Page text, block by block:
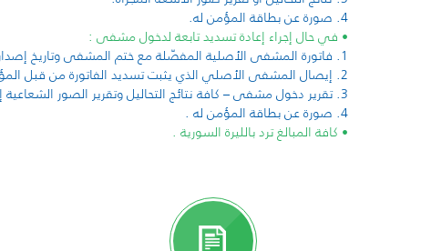
4. صورة عن بطاقة المؤمن له.
• في حال إجراء إعادة تسديد تابعة لدخول مشفى :
1. فاتورة المشفى الأصلية المفصّلة مع ختم المشفى وتاريخ إصدار الفاتورة .
2. إيصال المشفى الأصلي الذي يثبت تسديد الفاتورة من قبل المؤمن له مع ختم المشفى وتاريخ إصدار الايصال.
3. تقرير دخول مشفى – كافة نتائج التحاليل وتقرير الصور الشعاعية إذا أجري أي منها إيصالات موافقة.
4. صورة عن بطاقة المؤمن له .
• كافة المبالغ ترد بالليرة السورية .